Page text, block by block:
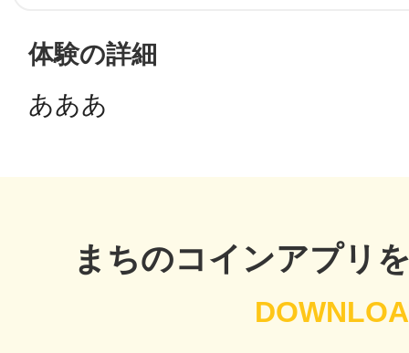
メール
体験の詳細
あああ
まちのコインアプリ
鴻巣